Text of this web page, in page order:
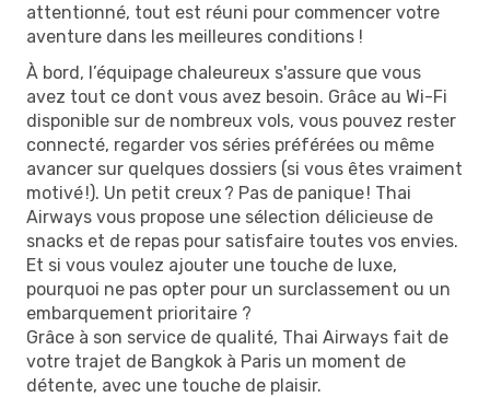
attentionné, tout est réuni pour commencer votre
aventure dans les meilleures conditions !
À bord, l’équipage chaleureux s'assure que vous
avez tout ce dont vous avez besoin. Grâce au Wi-Fi
disponible sur de nombreux vols, vous pouvez rester
connecté, regarder vos séries préférées ou même
avancer sur quelques dossiers (si vous êtes vraiment
motivé !). Un petit creux ? Pas de panique ! Thai
Airways vous propose une sélection délicieuse de
snacks et de repas pour satisfaire toutes vos envies.
Et si vous voulez ajouter une touche de luxe,
pourquoi ne pas opter pour un surclassement ou un
embarquement prioritaire ?
Grâce à son service de qualité, Thai Airways fait de
votre trajet de Bangkok à Paris un moment de
détente, avec une touche de plaisir.